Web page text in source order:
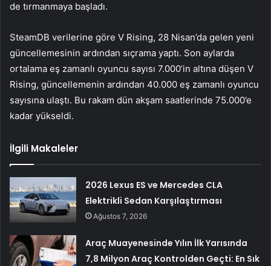
de tırmanmaya başladı.
SteamDB verilerine göre V Rising, 28 Nisan’da gelen yeni
güncellemesinin ardından sıçrama yaptı. Son aylarda
ortalama eş zamanlı oyuncu sayısı 7.000’in altına düşen V
Rising, güncellemenin ardından 40.000 eş zamanlı oyuncu
sayısına ulaştı. Bu rakam dün akşam saatlerinde 75.000’e
kadar yükseldi.
İlgili Makaleler
2026 Lexus ES ve Mercedes CLA
Elektrikli Sedan Karşılaştırması
Ağustos 7, 2026
Araç Muayenesinde Yılın İlk Yarısında
7,8 Milyon Araç Kontrolden Geçti: En Sık